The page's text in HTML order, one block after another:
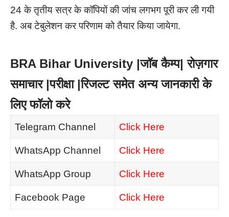
24 के तृतीय सत्र के कॉपियों की जांच लगभग पूरी कर ली गयी
है. अब टेबुलेशन कर परिणाम को तैयार किया जायेगा.
BRA Bihar University |जॉब कैम्प| रोज़गार
समाचार |परीक्षा |रिजल्ट समेत अन्य जानकारी के
लिए फॉलो करे
Telegram Channel Click Here
WhatsApp Channel Click Here
WhatsApp Group Click Here
Facebook Page Click Here